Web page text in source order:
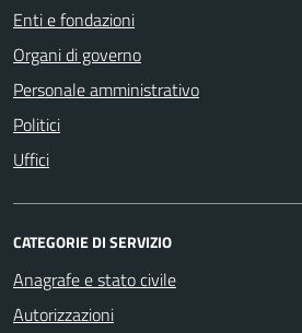
Enti e fondazioni
Organi di governo
Personale amministrativo
Politici
Uffici
CATEGORIE DI SERVIZIO
Anagrafe e stato civile
Autorizzazioni